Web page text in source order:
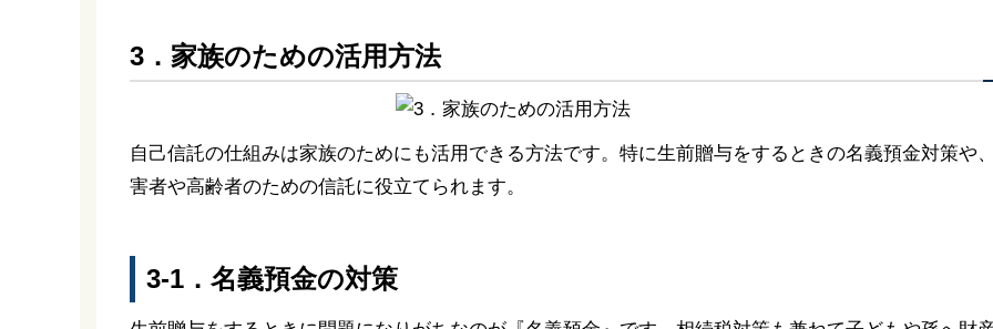
3．家族のための活用方法
自己信託の仕組みは家族のためにも活用できる方法です。特に生前贈与をするときの名義預金対策や
害者や高齢者のための信託に役立てられます。
3-1．名義預金の対策